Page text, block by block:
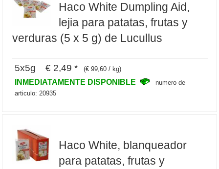
Haco White Dumpling Aid,
lejia para patatas, frutas y
verduras (5 x 5 g) de Lucullus
5x5g € 2,49 * (€ 99,60 / kg)
INMEDIATAMENTE DISPONIBLE
numero de
articulo: 20935
Haco White, blanqueador
para patatas, frutas y